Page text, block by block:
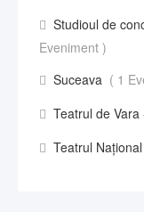
Studioul de
Eveniment )
Suceava ( 1
Teatrul de
Teatrul